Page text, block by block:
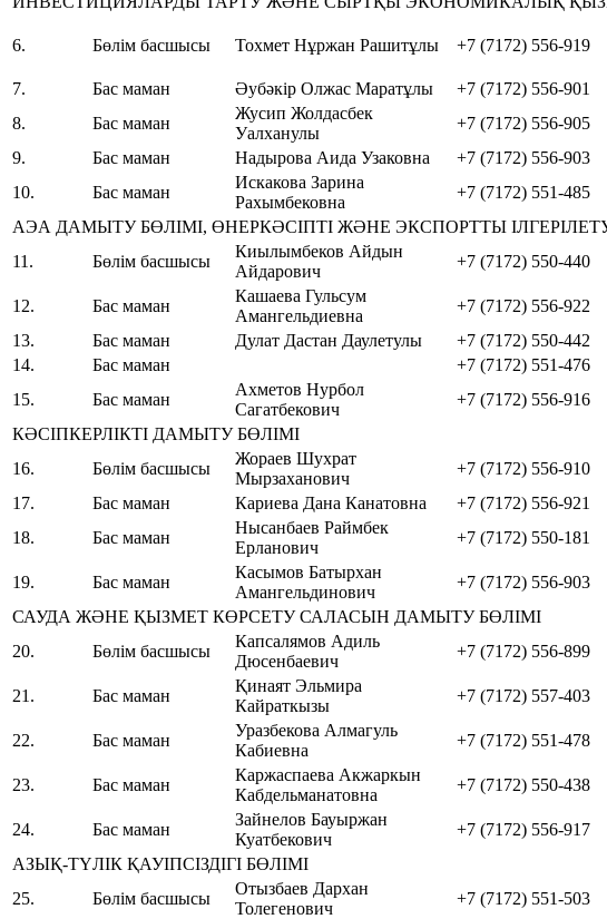
6. Бөлім басшысы Тохмет Нұржан Рашитұлы +7 (7172) 556-919
7. Бас маман Әубәкір Олжас Маратұлы +7 (7172) 556-901
8.
Бас маман
Жусип Жолдасбек
Уалханулы
+7 (7172) 556-905
9.
Бас маман Надырова Аида Узаковна +7 (7172) 556-903
10.
Бас маман
Искакова Зарина
Рахымбековна
+7 (7172) 551-485
АЭА ДАМЫТУ БӨЛІМІ, ӨНЕРКӘСІПТІ ЖӘНЕ ЭКСПОРТТЫ
11.
Бөлім басшысы
Киылымбеков Айдын
Айдарович
+7 (7172) 550-440
12. Бас маман
Кашаева Гульсум
Амангельдиевна
+7 (7172) 556-922
13.
Бас маман Дулат Дастан Даулетулы +7 (7172) 550-442
14.
Бас маман
+7 (7172) 551-476
15.
Бас маман
Ахметов Нурбол
Сагатбекович
+7 (7172) 556-916
КӘСІПКЕРЛІКТІ ДАМЫТУ БӨЛІМІ
16.
Бөлім басшысы
Жораев Шухрат
Мырзаханович
+7 (7172) 556-910
17.
Бас маман Кариева Дана Канатовна +7 (7172) 556-921
18.
Бас маман
Нысанбаев Раймбек
Ерланович
+7 (7172) 550-181
19. Бас маман
Касымов Батырхан
Амангельдинович
+7 (7172) 556-903
САУДА ЖӘНЕ ҚЫЗМЕТ КӨРСЕТУ САЛАСЫН ДАМЫТУ БӨЛІМІ
20.
Бөлім басшысы
Капсалямов Адиль
Дюсенбаевич
+7 (7172) 556-899
21. Бас маман
Қинаят Эльмира
Кайраткызы
+7 (7172) 557-403
22. Бас маман
Уразбекова Алмагуль
Кабиевна
+7 (7172) 551-478
23. Бас маман
Каржаспаева Акжаркын
Кабдельманатовна
+7 (7172) 550-438
24. Бас маман
Зайнелов Бауыржан
Куатбекович
+7 (7172) 556-917
АЗЫҚ-ТҮЛІК ҚАУІПСІЗДІГІ БӨЛІМІ
25.
Бөлім басшысы
Отызбаев Дархан
Толегенович
+7 (7172) 551-503